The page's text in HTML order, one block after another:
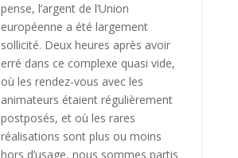
pense, l’argent de l’Union
européenne a été largement
sollicité. Deux heures après avoir
erré dans ce complexe quasi vide,
où les rendez-vous avec les
animateurs étaient régulièrement
postposés, et où les rares
réalisations sont plus ou moins
hors d’usage, nous sommes partis